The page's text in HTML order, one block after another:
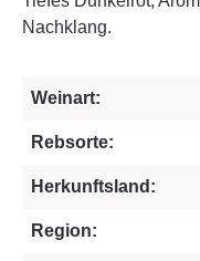
Nachklang.
Weinart:
Rebsorte:
Herkunftsland:
Region: